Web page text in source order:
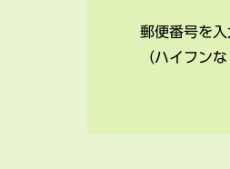
郵便番号を入
（ハイフンな